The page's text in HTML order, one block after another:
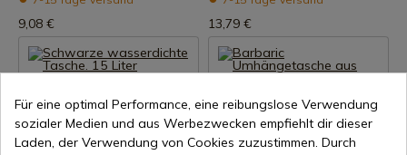
9,08 € 13,79 €
Für eine optimal Performance, eine reibungslose Verwendung
sozialer Medien und aus Werbezwecken empfiehlt dir dieser
Laden, der Verwendung von Cookies zuzustimmen. Durch